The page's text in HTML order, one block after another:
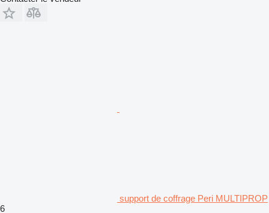
support de coffrage Peri MULTIPROP
6